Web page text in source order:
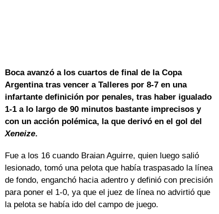
Boca avanzó a los cuartos de final de la Copa
Argentina tras vencer a Talleres por 8-7 en una
infartante definición por penales, tras haber igualado
1-1 a lo largo de 90 minutos bastante imprecisos y
con un acción polémica, la que derivó en el gol del
Xeneize.
Fue a los 16 cuando Braian Aguirre, quien luego salió
lesionado, tomó una pelota que había traspasado la línea
de fondo, enganchó hacia adentro y definió con precisión
para poner el 1-0, ya que el juez de línea no advirtió que
la pelota se había ido del campo de juego.